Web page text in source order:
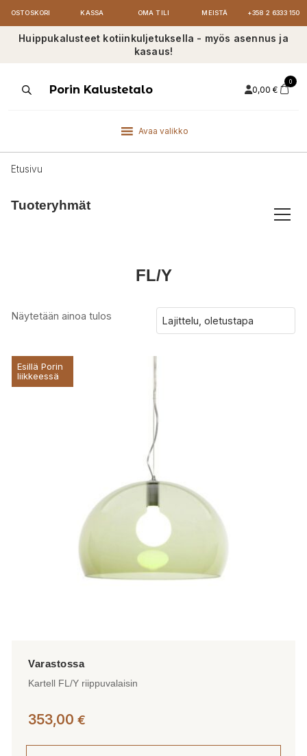
OSTOSKORI KASSA OMA TILI MEISTÄ +358 2 6333 150
Huippukalusteet kotiinkuljetuksella - myös asennus ja
kasaus!
ProductsPorin Kalustetalo 0,00 €
0
Avaa valikko
Etusivu
Tuoteryhmät
FL/Y
Näytetään ainoa tulos
Esillä Porin
liikkeessä
Kartell FL/Y riippuvalaisin
353,00 €